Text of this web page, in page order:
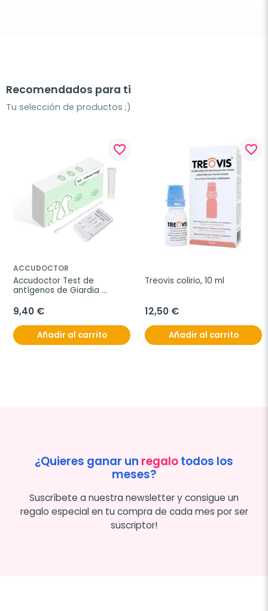
Recomendados para ti
Tu selección de productos ;)
favorite_border
ACCUDOCTOR
Accudoctor Test de
antígenos de Giardia
heces de perros, Caja 2
pruebas
9,40 €
Añadir al carrito
favorite_border
Treovis colirio, 10 ml
12,50 €
Añadir al carrito
¿Quieres ganar un regalotodos los
meses?
Suscríbete a nuestra newsletter y consigue un
regalo especial en tu compra de cada mes por ser
suscriptor!